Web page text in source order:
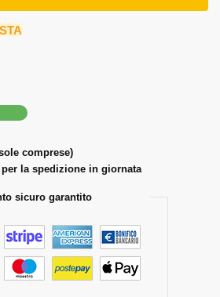
comprese)
la spedizione in giornata
sicuro garantito